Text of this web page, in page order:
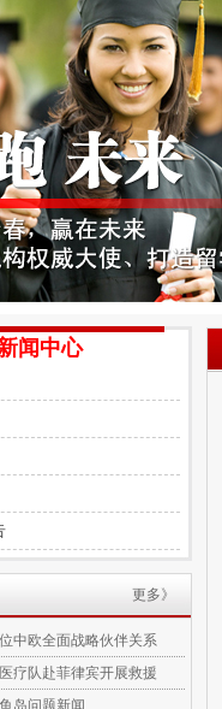
闻中心
更多》
中欧全面战略伙伴关系
疗队赴菲律宾开展救援
岛问题新闻